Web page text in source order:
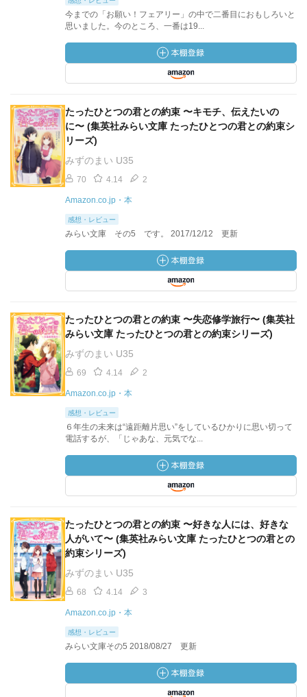
今までの「お願い！フェアリー」の中で二番目におもしろいと
思いました。今のところ、一番は19...
たったひとつの君との約束 〜キモチ、伝えたいの
に〜 (集英社みらい文庫 たったひとつの君との約束シ
リーズ)
みずのまい U35
70 4.14 2
Amazon.co.jp・本
感想・レビュー
みらい文庫 その5 です。 2017/12/12 更新
たったひとつの君との約束 〜失恋修学旅行〜 (集英社
みらい文庫 たったひとつの君との約束シリーズ)
みずのまい U35
69 4.14 2
Amazon.co.jp・本
感想・レビュー
６年生の未来は“遠距離片思い”をしているひかりに思い切って
電話するが、「じゃあな、元気でな...
たったひとつの君との約束 〜好きな人には、好きな
人がいて〜 (集英社みらい文庫 たったひとつの君との
約束シリーズ)
みずのまい U35
68 4.14 3
Amazon.co.jp・本
感想・レビュー
みらい文庫その5 2018/08/27 更新